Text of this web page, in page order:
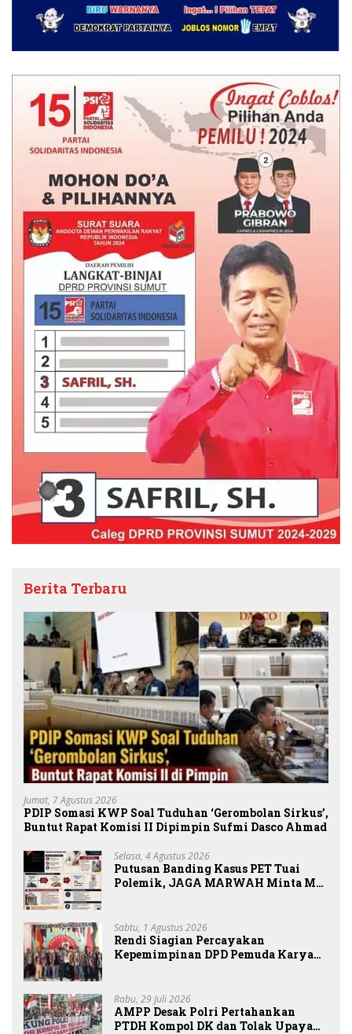
Berita Terbaru
Jumat, 7 Agustus 2026
PDIP Somasi KWP Soal Tuduhan ‘Gerombolan Sirkus’,
Buntut Rapat Komisi II Dipimpin Sufmi Dasco Ahmad
Selasa, 4 Agustus 2026
Putusan Banding Kasus PET Tuai
Polemik, JAGA MARWAH Minta MA
Sabtu, 1 Agustus 2026
Rendi Siagian Percayakan
Kepemimpinan DPD Pemuda Karya
Rabu, 29 Juli 2026
AMPP Desak Polri Pertahankan
PTDH Kompol DK dan Tolak Upaya